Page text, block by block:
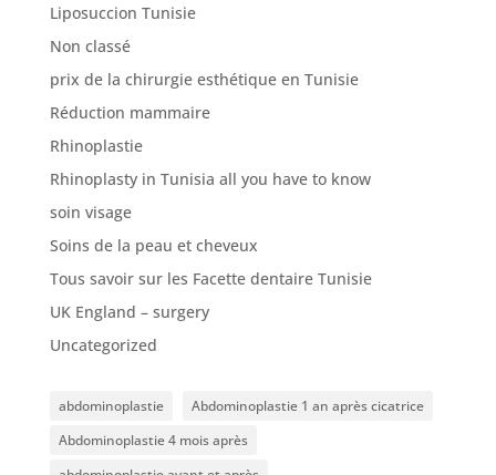
Liposuccion Tunisie
Non classé
prix de la chirurgie esthétique en Tunisie
Réduction mammaire
Rhinoplastie
Rhinoplasty in Tunisia all you have to know
soin visage
Soins de la peau et cheveux
Tous savoir sur les Facette dentaire Tunisie
UK England – surgery
Uncategorized
abdominoplastie
Abdominoplastie 1 an après cicatrice
Abdominoplastie 4 mois après